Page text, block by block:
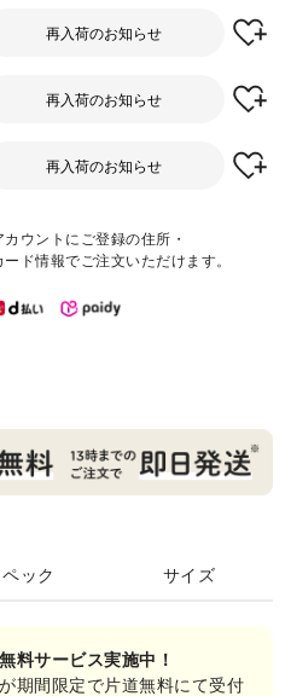
再入荷のお知らせ
再入荷のお知らせ
再入荷のお知らせ
ウントにご登録の住所・
ド情報でご注文いただけます。
ペック サイズ
料サービス実施中！
期間限定で片道無料にて受付